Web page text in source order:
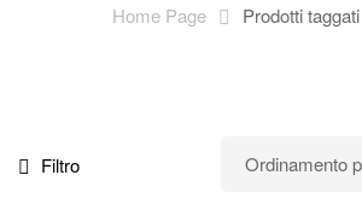
Home Page Prodotti taggati
Filtro